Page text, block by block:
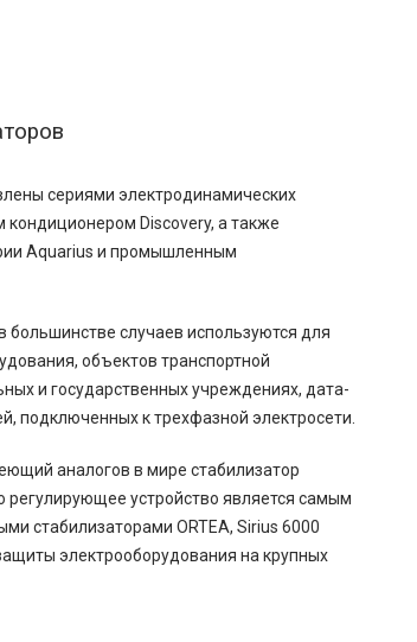
сериями электродинамических
кондиционером Discovery, а также
Aquarius и промышленным
большинстве случаев используются для
объектов транспортной
и государственных учреждениях, дата-
подключенных к трехфазной электросети.
аналогов в мире стабилизатор
устройство является самым
стабилизаторами ORTEA, Sirius 6000
электрооборудования на крупных